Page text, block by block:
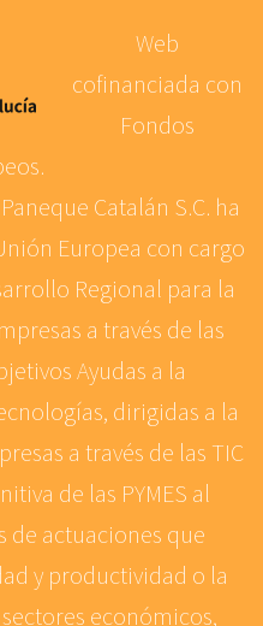
Web
cofinanciada con
Fondos
Catalán S.C. ha
Europea con cargo
Regional para la
a través de las
Ayudas a la
dirigidas a la
a través de las TIC
de las PYMES al
de actuaciones que
y productividad o la
económicos,